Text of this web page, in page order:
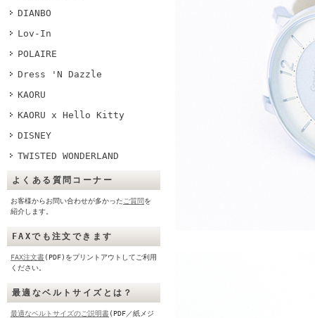
DIANBO
Lov-In
POLAIRE
Dress 'N Dazzle
KAORU
KAORU x Hello Kitty
DISNEY
TWISTED WONDERLAND
よくある質問コーナー
お客様からお問い合わせが多かった ご質問を
紹介します。
FAXでも注文できます
FAX注文書(PDF)をプリントアウトしてご利用
ください。
最適なベルトサイズとは？
最適なベルトサイズのご説明書(PDF／紙メジ